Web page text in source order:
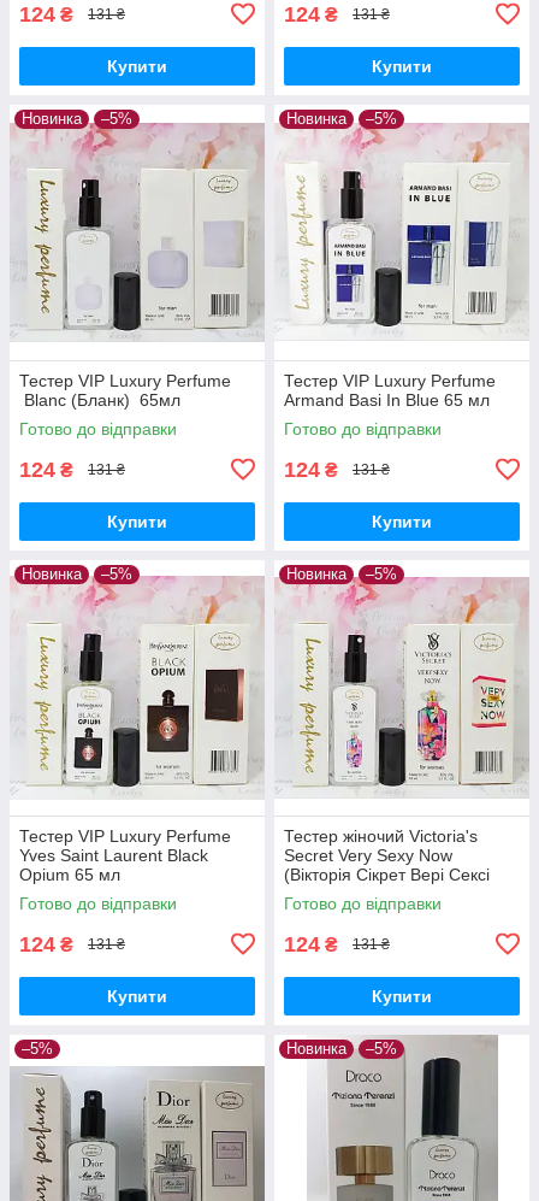
124 ₴ 131 ₴
Купити
124 ₴ 131 ₴
Купити
Новинка –5%
Тестер VIP Luxury Perfume
Blanc (Бланк) 65мл
Готово до відправки
124 ₴ 131 ₴
Купити
Новинка –5%
Тестер VIP Luxury Perfume
Armand Basi In Blue 65 мл
Готово до відправки
124 ₴ 131 ₴
Купити
Новинка –5%
Тестер VIP Luxury Perfume
Yves Saint Laurent Black
Opium 65 мл
Готово до відправки
124 ₴ 131 ₴
Купити
Новинка –5%
Тестер жіночий Victoria's
Secret Very Sexy Now
(Вікторія Сікрет Вері Сексі
Нау) 65 мл
Готово до відправки
124 ₴ 131 ₴
Купити
–5% Новинка –5%